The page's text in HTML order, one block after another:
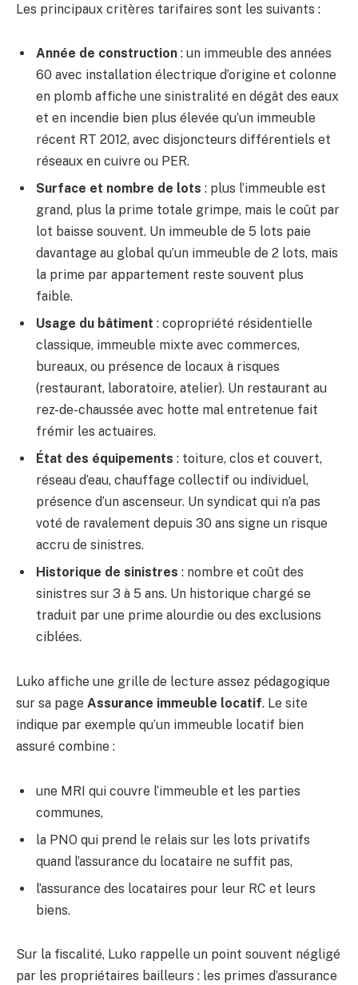
Les principaux critères tarifaires sont les suivants :
Année de construction : un immeuble des années
60 avec installation électrique d’origine et colonne
en plomb affiche une sinistralité en dégât des eaux
et en incendie bien plus élevée qu’un immeuble
récent RT 2012, avec disjoncteurs différentiels et
réseaux en cuivre ou PER.
Surface et nombre de lots : plus l’immeuble est
grand, plus la prime totale grimpe, mais le coût par
lot baisse souvent. Un immeuble de 5 lots paie
davantage au global qu’un immeuble de 2 lots, mais
la prime par appartement reste souvent plus
faible.
Usage du bâtiment : copropriété résidentielle
classique, immeuble mixte avec commerces,
bureaux, ou présence de locaux à risques
(restaurant, laboratoire, atelier). Un restaurant au
rez-de-chaussée avec hotte mal entretenue fait
frémir les actuaires.
État des équipements : toiture, clos et couvert,
réseau d’eau, chauffage collectif ou individuel,
présence d’un ascenseur. Un syndicat qui n’a pas
voté de ravalement depuis 30 ans signe un risque
accru de sinistres.
Historique de sinistres : nombre et coût des
sinistres sur 3 à 5 ans. Un historique chargé se
traduit par une prime alourdie ou des exclusions
ciblées.
Luko affiche une grille de lecture assez pédagogique
sur sa page Assurance immeuble locatif. Le site
indique par exemple qu’un immeuble locatif bien
assuré combine :
une MRI qui couvre l’immeuble et les parties
communes,
la PNO qui prend le relais sur les lots privatifs
quand l’assurance du locataire ne suffit pas,
l’assurance des locataires pour leur RC et leurs
biens.
Sur la fiscalité, Luko rappelle un point souvent négligé
par les propriétaires bailleurs : les primes d’assurance